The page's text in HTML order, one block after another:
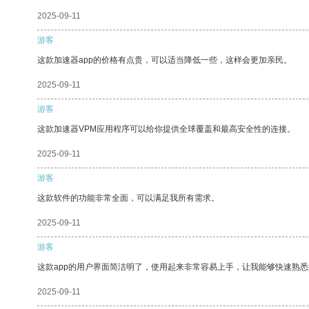
2025-09-11
游客
这款加速器app的价格有点贵，可以适当降低一些，这样会更加亲民。
2025-09-11
游客
这款加速器VPM应用程序可以给你提供全球覆盖和最高安全性的连接。
2025-09-11
游客
这款软件的功能非常全面，可以满足我所有需求。
2025-09-11
游客
这款app的用户界面简洁明了，使用起来非常容易上手，让我能够快速熟
2025-09-11